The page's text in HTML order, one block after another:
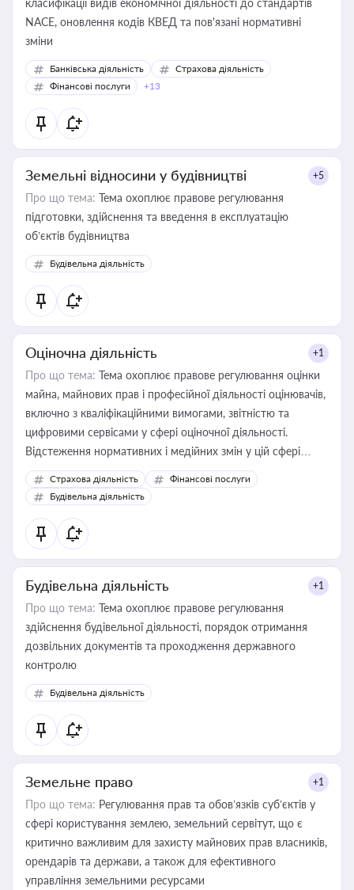
класифікації видів економічної діяльності до стандартів
NACE, оновлення кодів КВЕД та пов'язані нормативні
зміни
Банківська діяльність
Страхова діяльність
Фінансові послуги
+13
Земельні відносини у будівництві +5
Про що тема: Тема охоплює правове регулювання
підготовки, здійснення та введення в експлуатацію
об’єктів будівництва
Будівельна діяльність
Оціночна діяльність +1
Про що тема: Тема охоплює правове регулювання оцінки
майна, майнових прав і професійної діяльності оцінювачів,
включно з кваліфікаційними вимогами, звітністю та
цифровими сервісами у сфері оціночної діяльності.
Відстеження нормативних і медійних змін у цій сфері
корисне для власника бізнесу, керівника, юриста або
бухгалтера під час оподаткування, приватизації, оренди
державного майна, корпоративних угод і перевірки
статусу суб'єктів оціночної діяльності
Страхова діяльність
Фінансові послуги
Будівельна діяльність
Будівельна діяльність +1
Про що тема: Тема охоплює правове регулювання
здійснення будівельної діяльності, порядок отримання
дозвільних документів та проходження державного
контролю
Будівельна діяльність
Земельне право +1
Про що тема: Регулювання прав та обов’язків суб’єктів у
сфері користування землею, земельний сервітут, що є
критично важливим для захисту майнових прав власників,
орендарів та держави, а також для ефективного
управління земельними ресурсами